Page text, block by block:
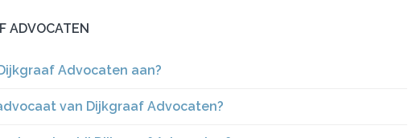
ADVOCATEN
Advocaten aan?
van Dijkgraaf Advocaten?